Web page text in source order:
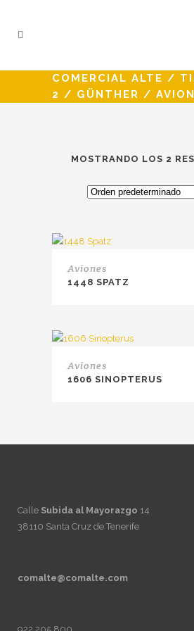
COMERCIAL ALTE /
2 / GÜNTHER /
MOSTRANDO LOS 2
Aviones
1448 SPATZ
Aviones
1606 SINOPTERUS
Calle Subida al Mayorazgo 14
38110 Santa Cruz de Tenerife
comalte@comalte.com